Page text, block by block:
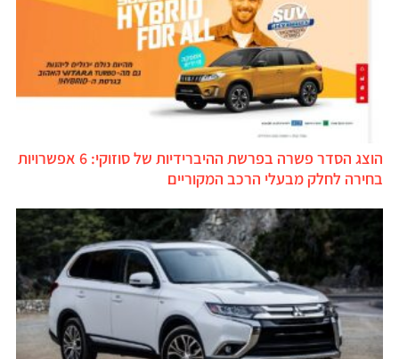
הוצג הסדר פשרה בפרשת ההיברידיות של סוזוקי: 6 אפשרויות
בחירה לחלק מבעלי הרכב המקוריים